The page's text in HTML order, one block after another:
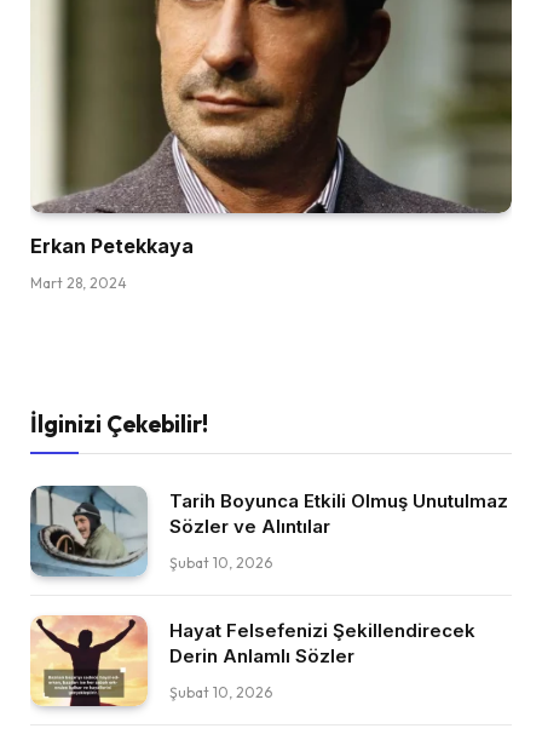
Erkan Petekkaya
Mart 28, 2024
İlginizi Çekebilir!
Tarih Boyunca Etkili Olmuş Unutulmaz
Sözler ve Alıntılar
Şubat 10, 2026
Hayat Felsefenizi Şekillendirecek
Derin Anlamlı Sözler
Şubat 10, 2026